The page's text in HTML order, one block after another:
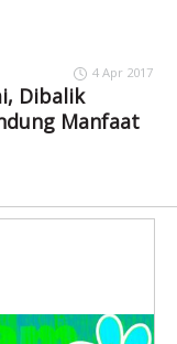
4 Apr 2017
Dibalik
Manfaat